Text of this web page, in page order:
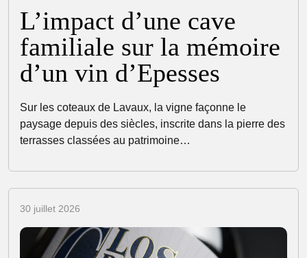
L’impact d’une cave
familiale sur la mémoire
d’un vin d’Epesses
Sur les coteaux de Lavaux, la vigne façonne le
paysage depuis des siècles, inscrite dans la pierre des
terrasses classées au patrimoine…
30 juillet 2026